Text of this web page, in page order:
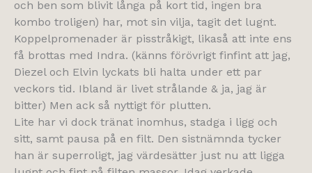
och ben som blivit långa på kort tid, ingen bra
kombo troligen) har, mot sin vilja, tagit det lugnt.
Koppelpromenader är pisstråkigt, likaså att inte ens
få brottas med Indra. (känns förövrigt finfint att jag,
Diezel och Elvin lyckats bli halta under ett par
veckors tid. Ibland är livet strålande & ja, jag är
bitter) Men ack så nyttigt för plutten.
Lite har vi dock tränat inomhus, stadga i ligg och
sitt, samt pausa på en filt. Den sistnämnda tycker
han är superroligt, jag värdesätter just nu att ligga